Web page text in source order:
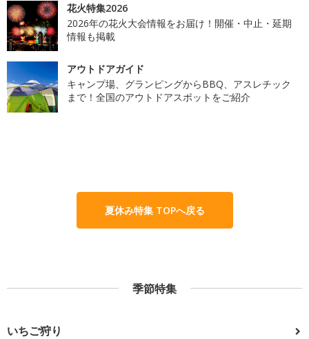
花火特集2026
2026年の花火大会情報をお届け！開催・中止・延期
情報も掲載
アウトドアガイド
キャンプ場、グランピングからBBQ、アスレチック
まで！全国のアウトドアスポットをご紹介
夏休み特集 TOPへ戻る
季節特集
いちご狩り